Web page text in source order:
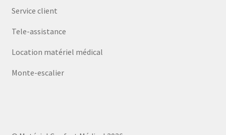
Service client
Tele-assistance
Location matériel médical
Monte-escalier